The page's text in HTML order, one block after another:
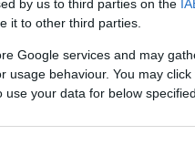
by us to third parties on the
it to other third parties.
Google services and may
usage behaviour. You may
your data for below
θα τεθεί σε
μέσω του
Σταύρου